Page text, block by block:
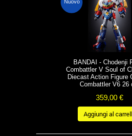
Nuovo
BANDAI - Chodenji
Combattler V Soul of
Diecast Action Figure
Combattler V6 26
359,00 €
Aggiungi al